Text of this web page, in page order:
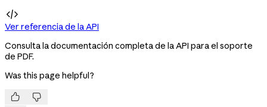

Ver referencia de la API
Consulta la documentación completa de la API para el soporte
de PDF.
Was this page helpful?
 